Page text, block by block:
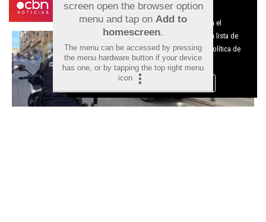
screen open the browser option
menu and tap on Add to
homescreen.
The menu can be accessed by pressing
the menu hardware button if your device
has one, or by tapping the top right menu
icon
.
Aviso sobre el Uso de cookies:
Utilizamos cookies nuestras y de terceros para el
funcionamiento del digital. Puedes consultar la lista de
cookies y como desconectarlas. Ver nuestra Política de
Privacidad y Cookies
Aceptar Cookies